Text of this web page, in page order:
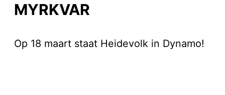
MYRKVAR
Op 18 maart staat Heidevolk in Dynamo!